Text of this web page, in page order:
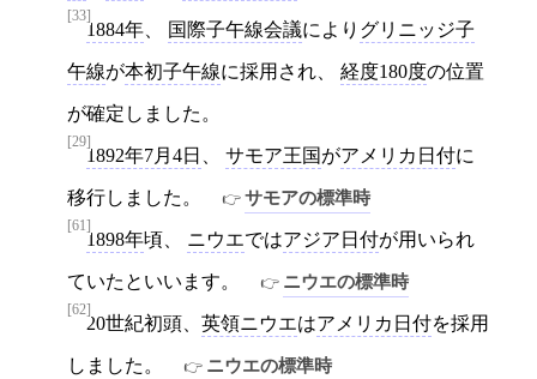
[33]
1884年 国際子午線会議により グリニッジ子
午線が本初子午線に採用され、 経度180度の位置
が確定しました。
[29]
1892年7月4日 サモア王国がアメリカ日付に
移行しました。 サモアの標準時
[61]
1898年頃、 ニウエではアジア日付が用いられ
ていたといいます。 ニウエの標準時
[62]
20世紀初頭、 英領ニウエはアメリカ日付を採用
しました。 ニウエの標準時